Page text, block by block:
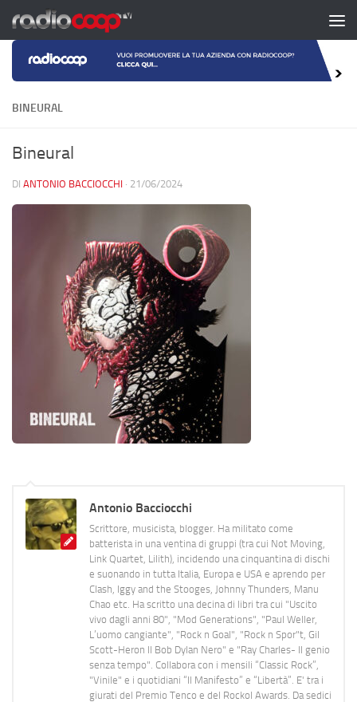
Salta al contenuto
BINEURAL
Bineural
DI ANTONIO BACCIOCCHI · 21/06/2024
Antonio Bacciocchi
Scrittore, musicista, blogger. Ha militato come
batterista in una ventina di gruppi (tra cui Not Moving,
Link Quartet, Lilith), incidendo una cinquantina di dischi
e suonando in tutta Italia, Europa e USA e aprendo per
Clash, Iggy and the Stooges, Johnny Thunders, Manu
Chao etc. Ha scritto una decina di libri tra cui "Uscito
vivo dagli anni 80", "Mod Generations", "Paul Weller,
L’uomo cangiante", "Rock n Goal", "Rock n Spor"t, Gil
Scott-Heron Il Bob Dylan Nero" e "Ray Charles- Il genio
senza tempo". Collabora con i mensili “Classic Rock”,
"Vinile" e i quotidiani “Il Manifesto” e “Libertà”. E' tra i
giurati del Premio Tenco e del Rockol Awards. Da sedici